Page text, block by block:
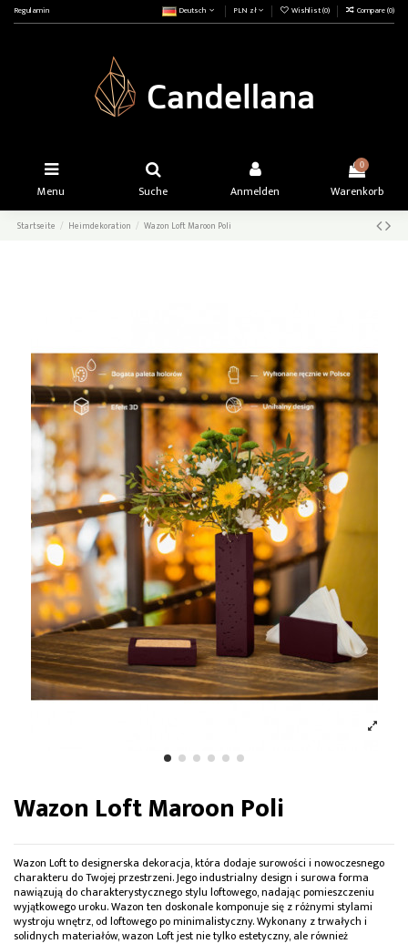
Regulamin Deutsch PLN zł Wishlist (0) Compare (0)
Menu Suche Anmelden
0
Warenkorb
Startseite Heimdekoration Wazon Loft Maroon Poli
Wazon Loft Maroon Poli
Wazon Loft to designerska dekoracja, która dodaje surowości i nowoczesnego
charakteru do Twojej przestrzeni. Jego industrialny design i surowa forma
nawiązują do charakterystycznego stylu loftowego, nadając pomieszczeniu
wyjątkowego uroku. Wazon ten doskonale komponuje się z różnymi stylami
wystroju wnętrz, od loftowego po minimalistyczny. Wykonany z trwałych i
solidnych materiałów, wazon Loft jest nie tylko estetyczny, ale również